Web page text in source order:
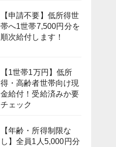
【申請不要】低所得世
帯へ1世帯7,500円分を
順次給付します！
【1世帯1万円】低所
得・高齢者世帯向け現
金給付！受給済みか要
チェック
【年齢・所得制限な
し】全員1人5,000円分